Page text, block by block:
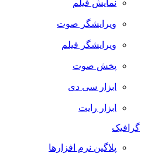
نمایش فیلم
ویرایشگر صوت
ویرایشگر فیلم
پخش صوت
ابزار سی دی
ابزار رایت
گرافیک
پلاگین نرم افزارها